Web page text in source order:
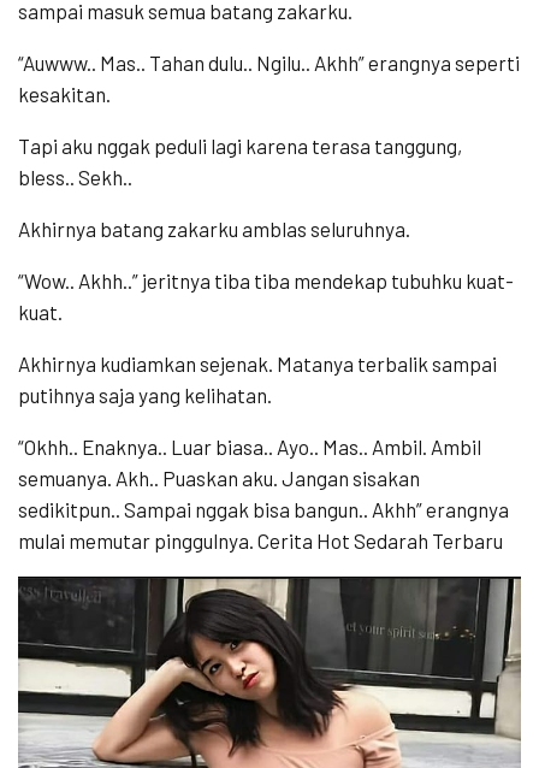
sampai masuk semua batang zakarku.
“Auwww.. Mas.. Tahan dulu.. Ngilu.. Akhh” erangnya seperti
kesakitan.
Tapi aku nggak peduli lagi karena terasa tanggung,
bless.. Sekh..
Akhirnya batang zakarku amblas seluruhnya.
“Wow.. Akhh..” jeritnya tiba tiba mendekap tubuhku kuat-
kuat.
Akhirnya kudiamkan sejenak. Matanya terbalik sampai
putihnya saja yang kelihatan.
“Okhh.. Enaknya.. Luar biasa.. Ayo.. Mas.. Ambil. Ambil
semuanya. Akh.. Puaskan aku. Jangan sisakan
sedikitpun.. Sampai nggak bisa bangun.. Akhh” erangnya
mulai memutar pinggulnya. Cerita Hot Sedarah Terbaru